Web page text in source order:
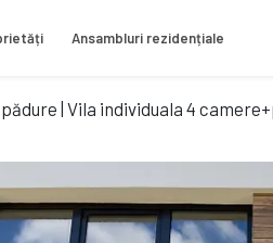
Ansambluri rezidențiale
| Vila individuala 4